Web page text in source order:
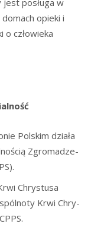
opie­ki i
o czło­wie­ka
Pol­skim dzia­ła
Zgro­ma­dze­
Chry­stu­sa
Krwi Chry­